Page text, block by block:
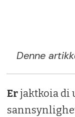
Denne
Erjaktkoia di